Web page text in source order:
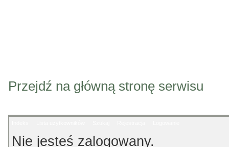
Przejdź na główną stronę serwisu
Nie jesteś zalogowany.